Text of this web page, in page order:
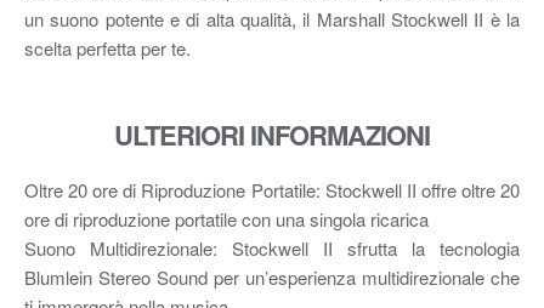
un suono potente e di alta qualità, il Marshall Stockwell II è la
scelta perfetta per te.
ULTERIORI INFORMAZIONI
Oltre 20 ore di Riproduzione Portatile: Stockwell II offre oltre 20
ore di riproduzione portatile con una singola ricarica
Suono Multidirezionale: Stockwell II sfrutta la tecnologia
Blumlein Stereo Sound per un’esperienza multidirezionale che